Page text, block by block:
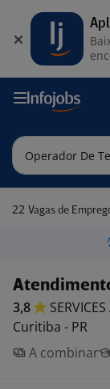
22 Vagas de Emprego de
3,8
Curitiba - PR
A combinar